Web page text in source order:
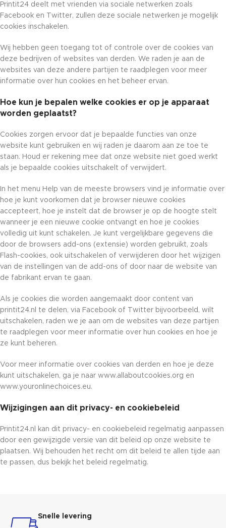
Printit24 deelt met vrienden via sociale netwerken zoals
Facebook en Twitter, zullen deze sociale netwerken je mogelijk
cookies inschakelen.
Wij hebben geen toegang tot of controle over de cookies van
deze bedrijven of websites van derden. We raden je aan de
websites van deze andere partijen te raadplegen voor meer
informatie over hun cookies en het beheer ervan.
Hoe kun je bepalen welke cookies er op je apparaat
worden geplaatst?
Cookies zorgen ervoor dat je bepaalde functies van onze
website kunt gebruiken en wij raden je daarom aan ze toe te
staan. Houd er rekening mee dat onze website niet goed werkt
als je bepaalde cookies uitschakelt of verwijdert.
In het menu Help van de meeste browsers vind je informatie over
hoe je kunt voorkomen dat je browser nieuwe cookies
accepteert, hoe je instelt dat de browser je op de hoogte stelt
wanneer je een nieuwe cookie ontvangt en hoe je cookies
volledig uit kunt schakelen. Je kunt vergelijkbare gegevens die
door de browsers add-ons (extensie) worden gebruikt, zoals
Flash-cookies, ook uitschakelen of verwijderen door het wijzigen
van de instellingen van de add-ons of door naar de website van
de fabrikant ervan te gaan.
Als je cookies die worden aangemaakt door content van
printit24.nl te delen, via Facebook of Twitter bijvoorbeeld, wilt
uitschakelen, raden we je aan om de websites van deze partijen
te raadplegen voor meer informatie over hun cookies en hoe je
ze kunt beheren.
Voor meer informatie over cookies van derden en hoe je deze
kunt uitschakelen, ga je naar www.allaboutcookies.org en
www.youronlinechoices.eu.
Wijzigingen aan dit privacy- en cookiebeleid
Printit24.nl kan dit privacy- en cookiebeleid regelmatig aanpassen
door een gewijzigde versie van dit beleid op onze website te
plaatsen. Wij behouden het recht om dit beleid te allen tijde aan
te passen, dus bekijk het beleid regelmatig.
Snelle levering